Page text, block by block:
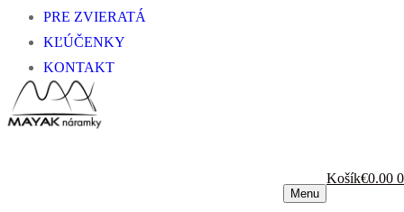
PRE ZVIERATÁ
KĽÚČENKY
KONTAKT
Menu
Košík€0.00 0